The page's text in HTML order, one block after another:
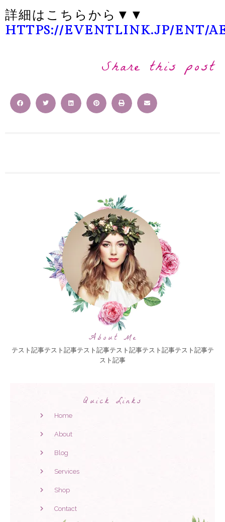
詳細はこちらから▼▼
HTTPS://EVENTLINK.JP/ENT/
Share this post
About Me
テスト記事テスト記事テスト記事テスト記事テスト記事テスト記事テ
スト記事
Quick Links
Home
About
Blog
Services
Shop
Contact